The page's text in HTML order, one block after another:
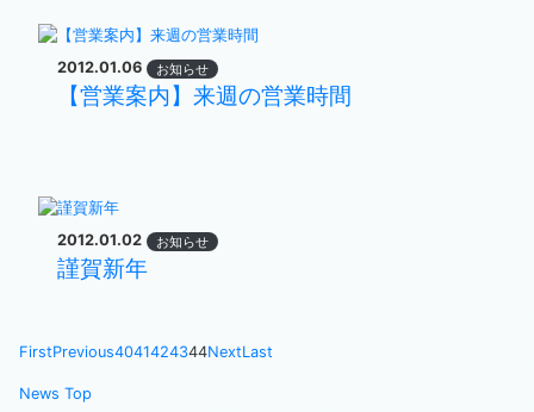
2012.01.06 お知らせ
【営業案内】来週の営業時間
2012.01.02 お知らせ
謹賀新年
FirstPrevious4041424344NextLast
News Top